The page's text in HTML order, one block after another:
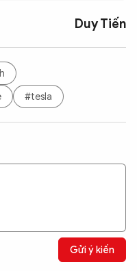
Duy Tiến
#tesla
Gửi ý kiến